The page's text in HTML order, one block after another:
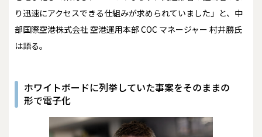
り迅速にアクセスできる仕組みが求められていました」と、中
部国際空港株式会社 空港運用本部 COC マネージャー 村井勝氏
は語る。
ホワイトボードに列挙していた事案をそのままの
形で電子化